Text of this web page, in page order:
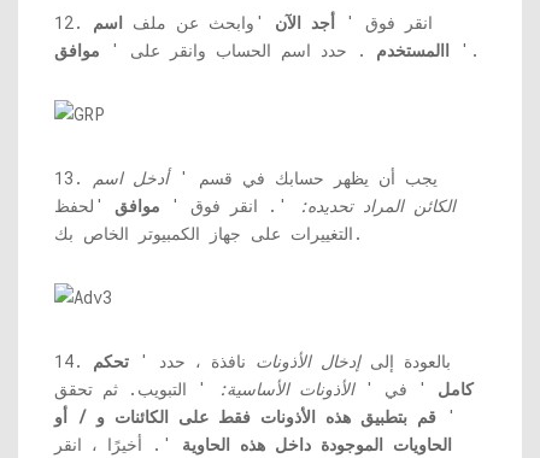
12. انقر فوق ' أجد الآن 'وابحث عن ملف اسم
االمستخدم . حدد اسم الحساب وانقر على ' موافق '.
13. يجب أن يظهر حسابك في قسم 'أدخل اسم
الكائن المراد تحديده:
'. انقر فوق ' موافق 'لحفظ
التغييرات على جهاز الكمبيوتر الخاص بك.
14. بالعودة إلىإدخال الأذونات نافذة ، حدد ' تحكم
كامل ' في 'الأذونات الأساسية:
' التبويب. ثم تحقق
' قم بتطبيق هذه الأذونات فقط على الكائنات و / أو
الحاويات الموجودة داخل هذه الحاوية '. أخيرًا ، انقر